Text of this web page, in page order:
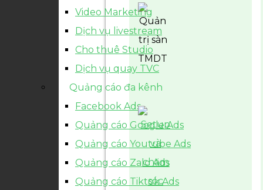
Video Marketing
Dịch vụ livestream
Cho thuê Studio
Dịch vụ quay TVC
Quảng cáo đa kênh
Facebook Ads
Quảng cáo Google Ads
Quảng cáo Youtube Ads
Quảng cáo Zalo Ads
Quảng cáo Tiktok Ads